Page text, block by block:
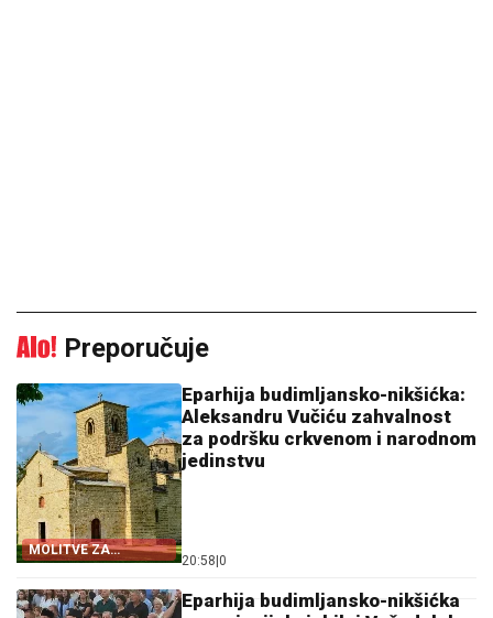
Preporučuje
MOLITVE ZA
ZDRAVLJE I USPJEH
Eparhija budimljansko-nikšićka:
Aleksandru Vučiću zahvalnost
za podršku crkvenom i narodnom
jedinstvu
20:58|0
Eparhija budimljansko-nikšićka